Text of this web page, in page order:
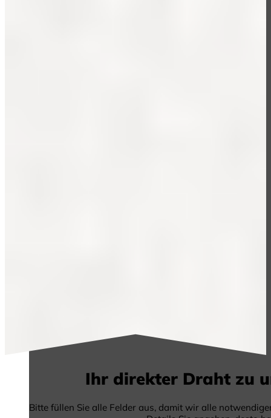
Ihr direkter Draht zu
Bitte füllen Sie alle Felder aus, damit wir alle